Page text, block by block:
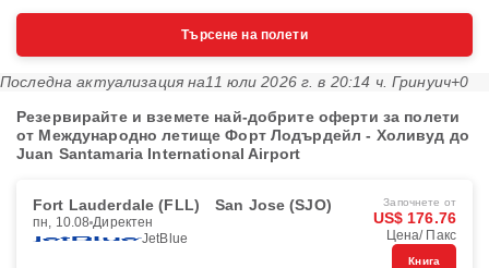
Търсене на полети
Последна актуализация на11 юли 2026 г. в 20:14 ч. Гринуич+0
Резервирайте и вземете най-добрите оферти за полети
от Международно летище Форт Лодърдейл - Холивуд до
Juan Santamaria International Airport
Fort Lauderdale (FLL) San Jose (SJO)
пн, 10.08 Директен
JetBlue
Започнете от
US$ 176.76
Цена/ Пакс
Книга